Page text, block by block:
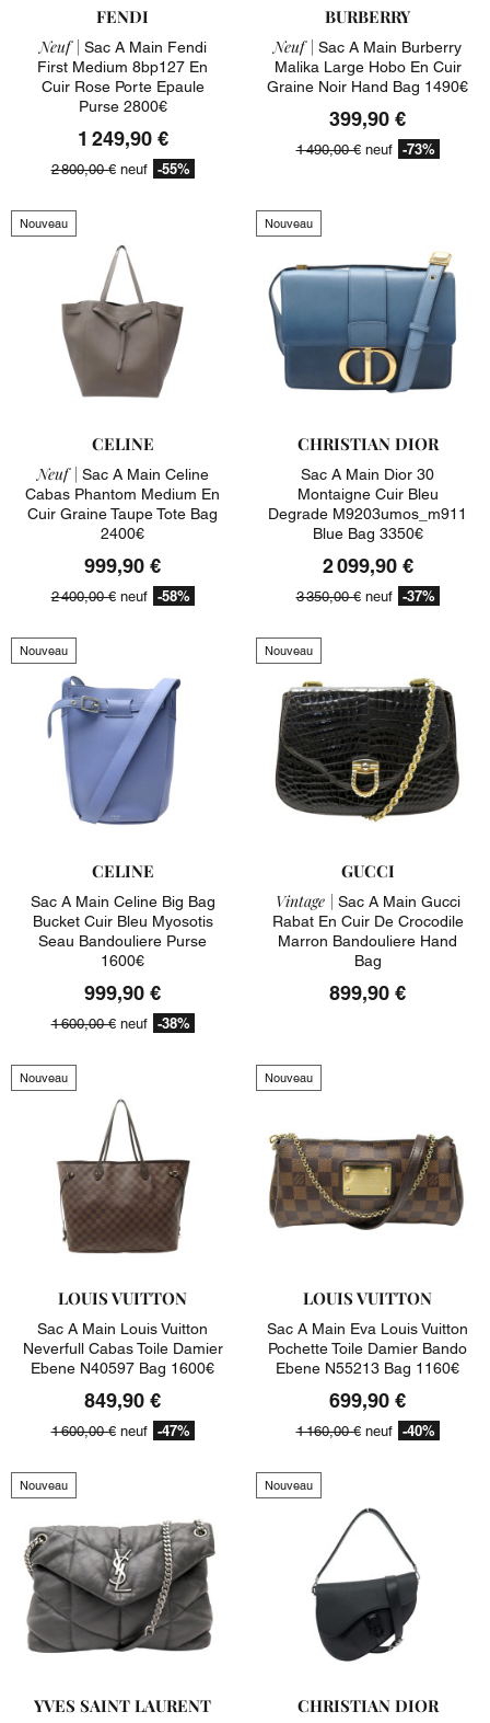
FENDI
Neuf | Sac A Main Fendi
First Medium 8bp127 En
Cuir Rose Porte Epaule
Purse 2800€
1 249,90 €
2 800,00 €neuf -55%
BURBERRY
Neuf | Sac A Main Burberry
Malika Large Hobo En Cuir
Graine Noir Hand Bag 1490€
399,90 €
1 490,00 €neuf -73%
Nouveau
CELINE
Neuf | Sac A Main Celine
Cabas Phantom Medium En
Cuir Graine Taupe Tote Bag
2400€
999,90 €
2 400,00 €neuf -58%
Nouveau
CHRISTIAN DIOR
Sac A Main Dior 30
Montaigne Cuir Bleu
Degrade M9203umos_m911
Blue Bag 3350€
2 099,90 €
3 350,00 €neuf -37%
Nouveau
CELINE
Sac A Main Celine Big Bag
Bucket Cuir Bleu Myosotis
Seau Bandouliere Purse
1600€
999,90 €
1 600,00 €neuf -38%
Nouveau
GUCCI
Vintage | Sac A Main Gucci
Rabat En Cuir De Crocodile
Marron Bandouliere Hand
Bag
899,90 €
Nouveau
LOUIS VUITTON
Sac A Main Louis Vuitton
Neverfull Cabas Toile Damier
Ebene N40597 Bag 1600€
849,90 €
1 600,00 €neuf -47%
Nouveau
LOUIS VUITTON
Sac A Main Eva Louis Vuitton
Pochette Toile Damier Bando
Ebene N55213 Bag 1160€
699,90 €
1 160,00 €neuf -40%
Nouveau
YVES SAINT LAURENT
Nouveau
CHRISTIAN DIOR